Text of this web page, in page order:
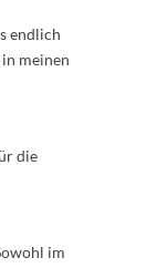
endlich
meinen
die
im